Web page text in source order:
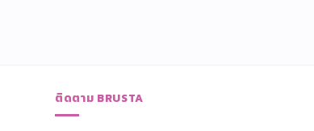
ติดตาม BRUSTA